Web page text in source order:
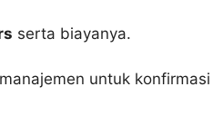
serta biayanya.
untuk